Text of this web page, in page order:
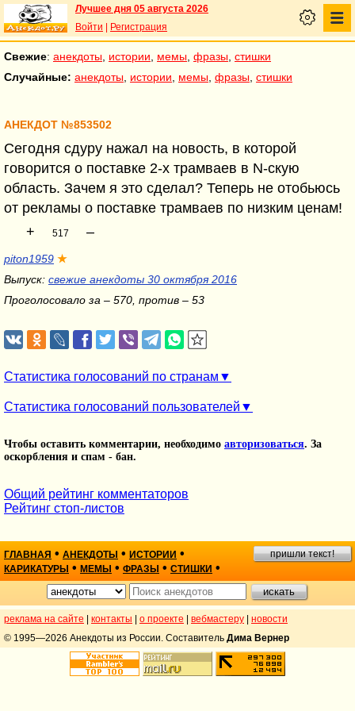
Лучшее дня 05 августа 2026
Войти
Регистрация
Свежие: анекдоты истории мемы фразы стишки
Случайные: анекдоты истории мемы фразы стишки
АНЕКДОТ №853502
Сегодня сдуру нажал на новость, в которой
говорится о поставке 2-х трамваев в N-скую
область. Зачем я это сделал? Теперь не отобьюсь
от рекламы о поставке трамваев по низким ценам!
+
517 –
piton1959 ★
Выпуск: свежие анекдоты 30 октября 2016
Проголосовало за – 570, против – 53
Статистика голосований по странам
Статистика голосований пользователей
Чтобы оставить комментарии, необходимо авторизоваться. За
оскорбления и спам - бан.
Общий рейтинг комментаторов
Рейтинг стоп-листов
ГЛАВНАЯ • АНЕКДОТЫ • ИСТОРИИ •
КАРИКАТУРЫ • МЕМЫ • ФРАЗЫ • СТИШКИ •
пришли текст!
реклама на сайте контакты о проекте вебмастеру
новости
© 1995—2026 Анекдоты из России. Составитель Дима Вернер